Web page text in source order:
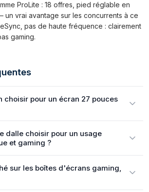
ProLite : 18 offres, pied réglable en
un vrai avantage sur les concurrents à ce
pas de haute fréquence : clairement
gaming.
choisir pour un écran 27 pouces
dalle choisir pour un usage
et gaming ?
sur les boîtes d'écrans gaming,